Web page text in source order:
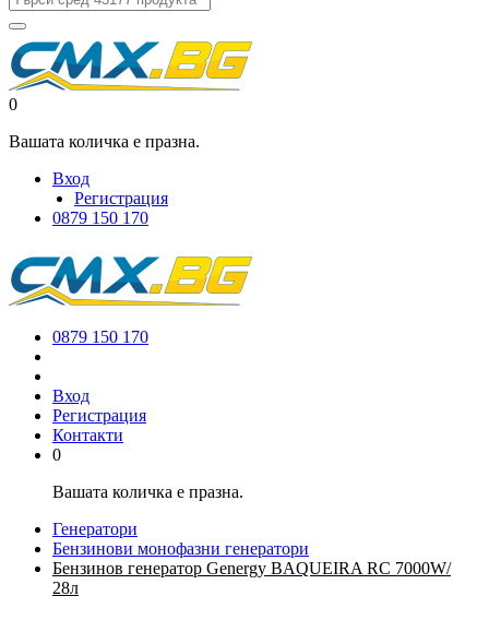
0
Вашата количка е празна.
Вход
Регистрация
0879 150 170
0879 150 170
Вход
Регистрация
Контакти
0
Вашата количка е празна.
Генератори
Бензинови монофазни генератори
Бензинов генератор Genergy BAQUEIRA RC 7000W/
28л